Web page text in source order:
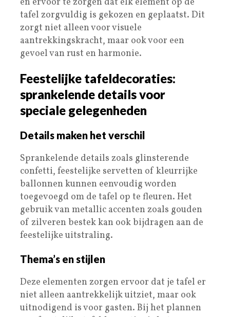
tafel zorgvuldig is gekozen en geplaatst. Dit
zorgt niet alleen voor visuele
aantrekkingskracht, maar ook voor een
gevoel van rust en harmonie.
Feestelijke tafeldecoraties:
sprankelende details voor
speciale gelegenheden
Details maken het verschil
Sprankelende details zoals glinsterende
confetti, feestelijke servetten of kleurrijke
ballonnen kunnen eenvoudig worden
toegevoegd om de tafel op te fleuren. Het
gebruik van metallic accenten zoals gouden
of zilveren bestek kan ook bijdragen aan de
feestelijke uitstraling.
Thema’s en stijlen
Deze elementen zorgen ervoor dat je tafel er
niet alleen aantrekkelijk uitziet, maar ook
uitnodigend is voor gasten. Bij het plannen